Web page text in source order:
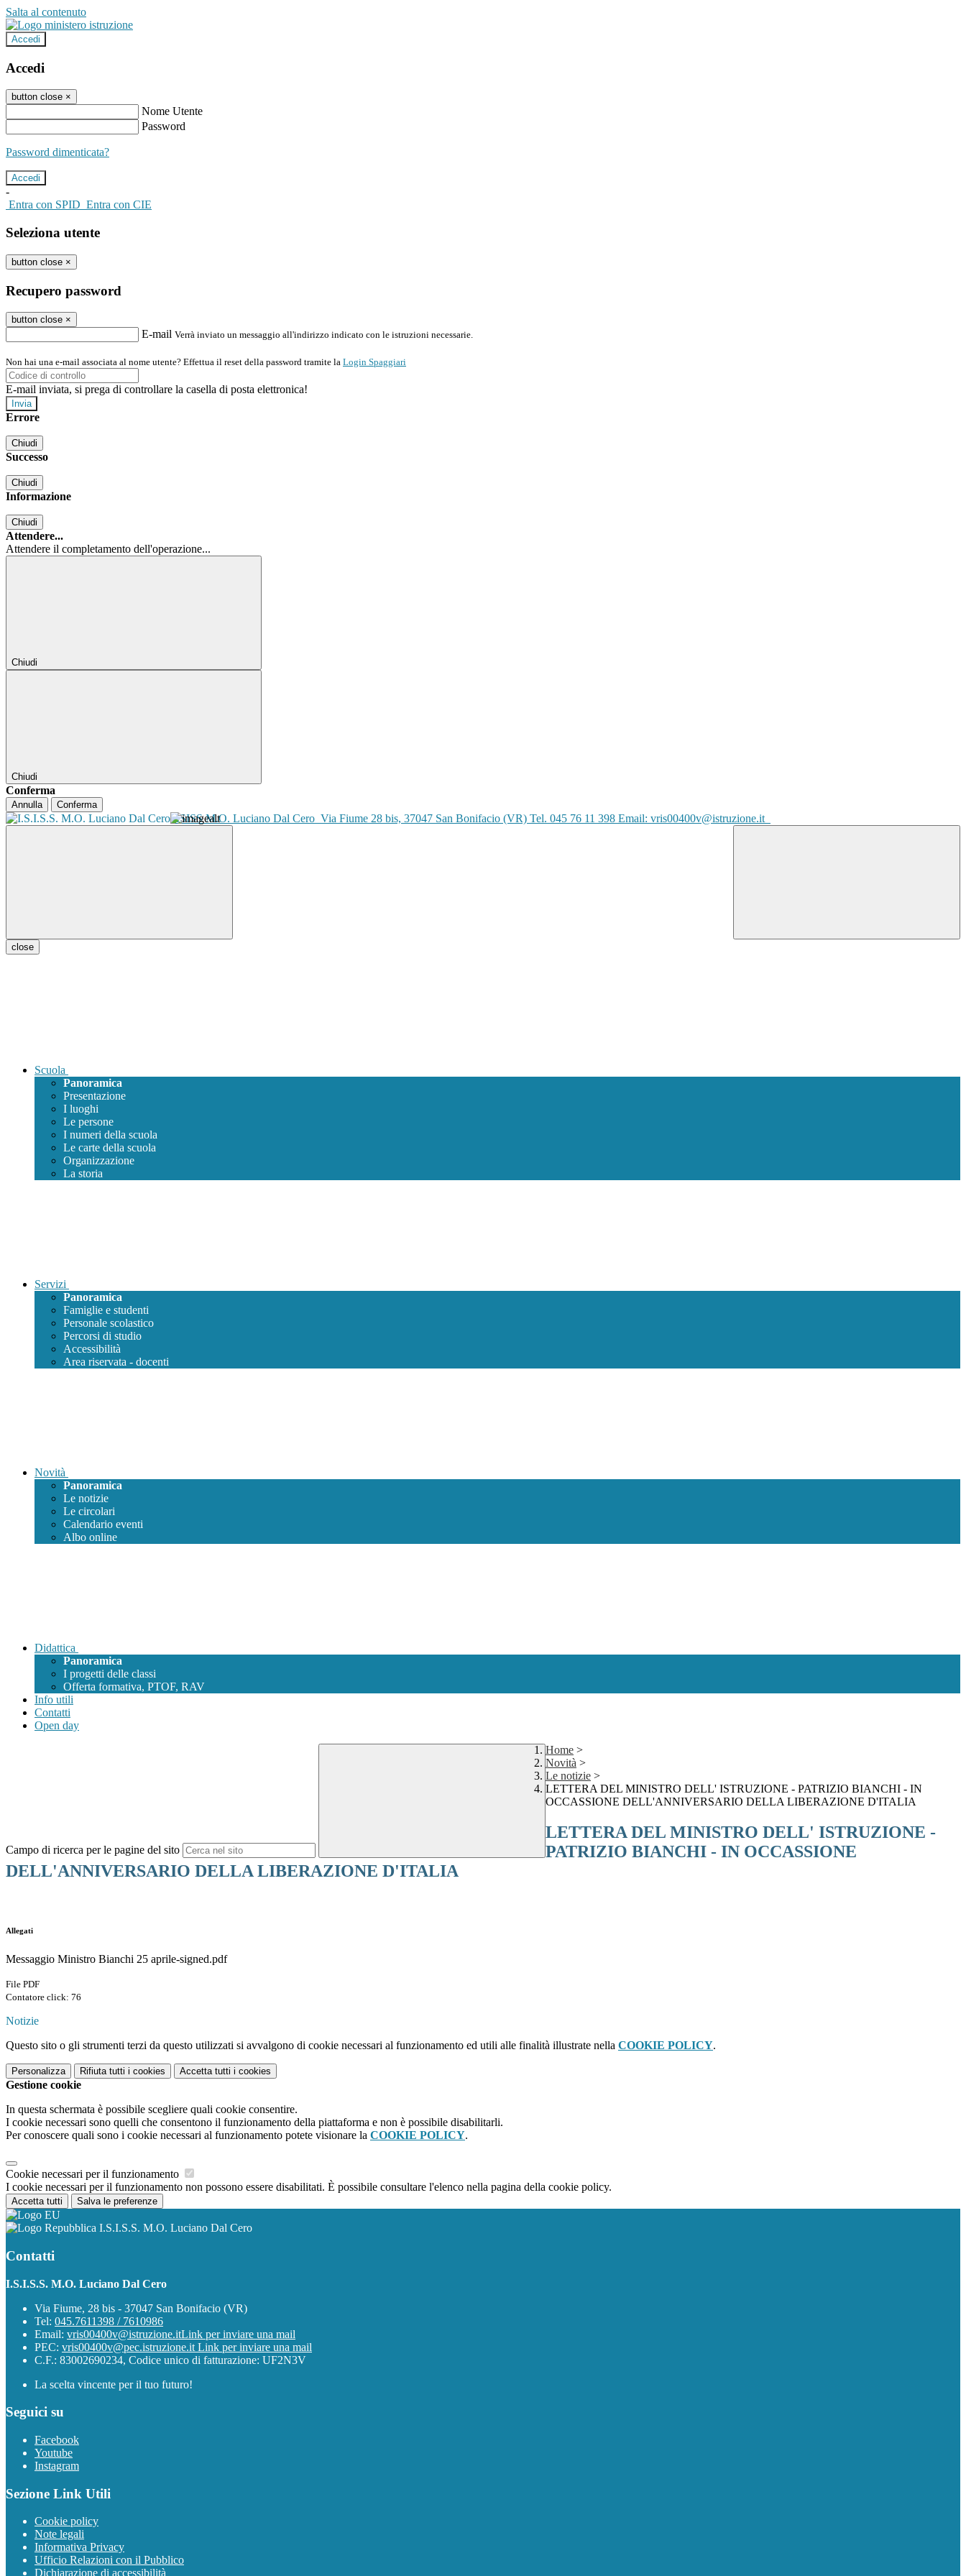
Salta al contenuto
Accedi
Accedi
button close ×
Nome Utente
Password
Password dimenticata?
-
Entra con SPID Entra con CIE
Seleziona utente
button close ×
Recupero password
button close ×
E-mail Verrà inviato un messaggio all'indirizzo indicato con le istruzioni necessarie.
Non hai una e-mail associata al nome utente? Effettua il reset della password tramite la Login Spaggiari
E-mail inviata, si prega di controllare la casella di posta elettronica!
Errore
Chiudi
Successo
Chiudi
Informazione
Chiudi
Attendere...
Attendere il completamento dell'operazione...
Chiudi
Chiudi
Conferma
Annulla Conferma
ISISS M.O. Luciano Dal Cero Via Fiume 28 bis, 37047 San Bonifacio (VR) Tel. 045 76 11 398 Email: vris00400v@istruzione.it
close
Scuola
Panoramica
Presentazione
I luoghi
Le persone
I numeri della scuola
Le carte della scuola
Organizzazione
La storia
Servizi
Panoramica
Famiglie e studenti
Personale scolastico
Percorsi di studio
Accessibilità
Area riservata - docenti
Novità
Panoramica
Le notizie
Le circolari
Calendario eventi
Albo online
Didattica
Panoramica
I progetti delle classi
Offerta formativa, PTOF, RAV
Info utili
Contatti
Open day
Campo di ricerca per le pagine del sito
Home >
Novità >
Le notizie >
LETTERA DEL MINISTRO DELL' ISTRUZIONE - PATRIZIO BIANCHI - IN
OCCASSIONE DELL'ANNIVERSARIO DELLA LIBERAZIONE D'ITALIA
LETTERA DEL MINISTRO DELL' ISTRUZIONE -
PATRIZIO BIANCHI - IN OCCASSIONE
DELL'ANNIVERSARIO DELLA LIBERAZIONE D'ITALIA
Allegati
Messaggio Ministro Bianchi 25 aprile-signed.pdf
File PDF
Contatore click: 76
Notizie
Questo sito o gli strumenti terzi da questo utilizzati si avvalgono di cookie necessari al funzionamento ed utili alle finalità illustrate nella COOKIE POLICY.
Personalizza Rifiuta tutti i cookies Accetta tutti i cookies
Gestione cookie
In questa schermata è possibile scegliere quali cookie consentire.
I cookie necessari sono quelli che consentono il funzionamento della piattaforma e non è possibile disabilitarli.
Per conoscere quali sono i cookie necessari al funzionamento potete visionare la COOKIE POLICY.
Cookie necessari per il funzionamento
I cookie necessari per il funzionamento non possono essere disabilitati. È possibile consultare l'elenco nella pagina della cookie policy.
Accetta tutti Salva le preferenze
I.S.I.S.S. M.O. Luciano Dal Cero
Contatti
I.S.I.S.S. M.O. Luciano Dal Cero
Via Fiume, 28 bis - 37047 San Bonifacio (VR)
Tel: 045.7611398 / 7610986
Email: vris00400v@istruzione.itLink per inviare una mail
PEC: vris00400v@pec.istruzione.it Link per inviare una mail
C.F.: 83002690234, Codice unico di fatturazione: UF2N3V
La scelta vincente per il tuo futuro!
Seguici su
Facebook
Youtube
Instagram
Sezione Link Utili
Cookie policy
Note legali
Informativa Privacy
Ufficio Relazioni con il Pubblico
Dichiarazione di accessibilità